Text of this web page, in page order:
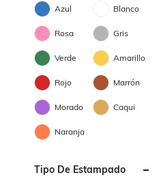
Azul Blanco
Rosa Gris
Verde Amarillo
Rojo Marrón
Morado Caqui
Naranja
Tipo De Estampado